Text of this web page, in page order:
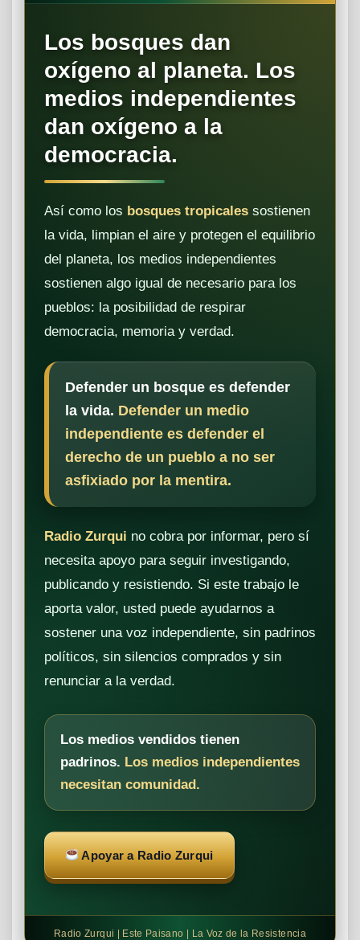
Los bosques dan
oxígeno al planeta. Los
medios independientes
dan oxígeno a la
democracia.
Así como los bosques tropicales sostienen
la vida, limpian el aire y protegen el equilibrio
del planeta, los medios independientes
sostienen algo igual de necesario para los
pueblos: la posibilidad de respirar
democracia, memoria y verdad.
Defender un bosque es defender
la vida. Defender un medio
independiente es defender el
derecho de un pueblo a no ser
asfixiado por la mentira.
Radio Zurqui no cobra por informar, pero sí
necesita apoyo para seguir investigando,
publicando y resistiendo. Si este trabajo le
aporta valor, usted puede ayudarnos a
sostener una voz independiente, sin padrinos
políticos, sin silencios comprados y sin
renunciar a la verdad.
Los medios vendidos tienen
padrinos. Los medios independientes
necesitan comunidad.
Apoyar a Radio Zurqui
Radio Zurqui | Este Paisano | La Voz de la Resistencia